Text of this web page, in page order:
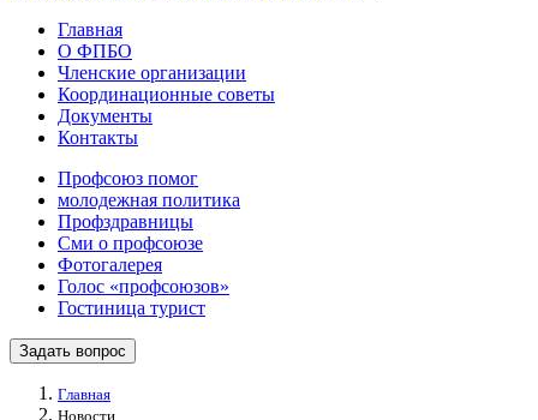
Главная
О ФПБО
Членские организации
Координационные советы
Документы
Контакты
Профсоюз помог
молодежная политика
Профздравницы
Сми о профсоюзе
Фотогалерея
Голос «профсоюзов»
Гостиница турист
Задать вопрос
Главная
Новости